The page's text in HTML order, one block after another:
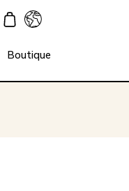
Boutique